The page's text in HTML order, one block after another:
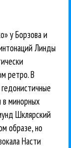
у Борзова и
Линды
ретро. В
минорных
Шклярский
образе, но
Насти